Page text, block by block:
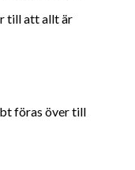
till att allt är
föras över till